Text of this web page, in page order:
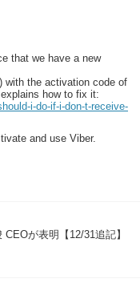
that we have a new
with the activation code of
how to fix it:
i-do-if-i-don-t-receive-
and use Viber.
が表明【12/31追記】